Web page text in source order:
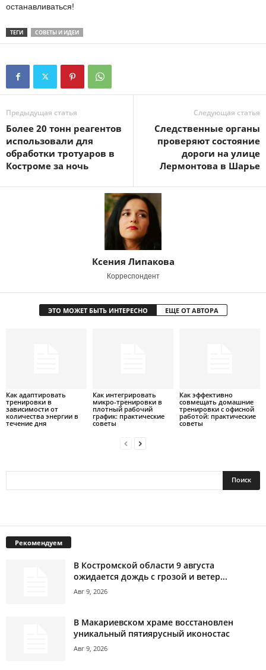
останавливаться!
ТЕГИ СОВЕТЫ И ИДЕИ
Предыдущая статья
Более 20 тонн реагентов
использовали для
обработки тротуаров в
Костроме за ночь
Следующая статья
Следственные органы
проверяют состояние
дороги на улице
Лермонтова в Шарье
Ксения Липакова
Корреспондент
ЭТО МОЖЕТ БЫТЬ ИНТЕРЕСНО ЕЩЕ ОТ АВТОРА
Как адаптировать
тренировки в
зависимости от
количества энергии в
течение дня
Как интегрировать
микро-тренировки в
плотный рабочий
график: практические
советы
Как эффективно
совмещать домашние
тренировки с офисной
работой: практические
советы
Рекомендуем
В Костромской области 9 августа
ожидается дождь с грозой и ветер...
Авг 9, 2026
В Макариевском храме восстановлен
уникальный пятиярусный иконостас
Авг 9, 2026